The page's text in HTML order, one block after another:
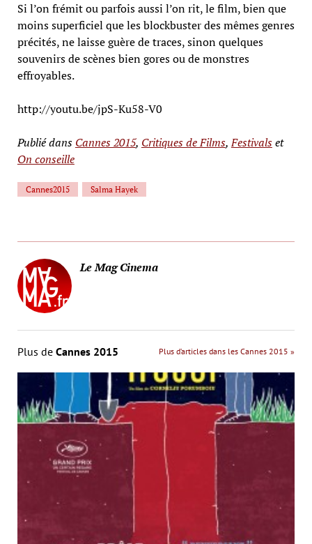
Si l’on frémit ou parfois aussi l’on rit, le film, bien que
moins superficiel que les blockbuster des mêmes genres
précités, ne laisse guère de traces, sinon quelques
souvenirs de scènes bien gores ou de monstres
effroyables.
http://youtu.be/jpS-Ku58-V0
Publié dans Cannes 2015, Critiques de Films,Festivalset
On conseille
Cannes2015 Salma Hayek
Le Mag Cinema
Plus de Cannes 2015 Plus d’articles dans les Cannes 2015 »